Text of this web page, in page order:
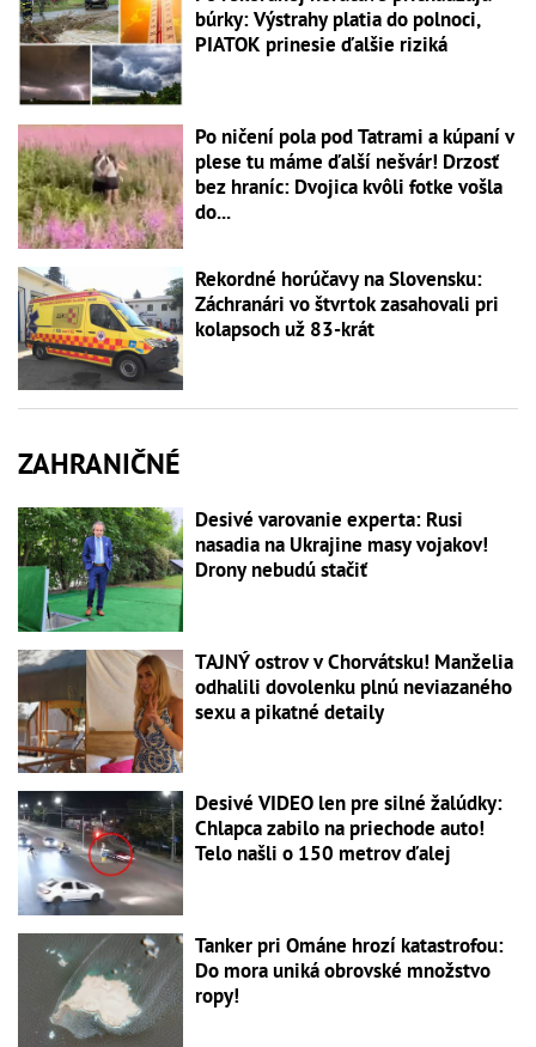
búrky: Výstrahy platia do polnoci,
PIATOK prinesie ďalšie riziká
Po ničení pola pod Tatrami a kúpaní v
plese tu máme ďalší nešvár! Drzosť
bez hraníc: Dvojica kvôli fotke vošla
do...
Rekordné horúčavy na Slovensku:
Záchranári vo štvrtok zasahovali pri
kolapsoch už 83-krát
ZAHRANIČNÉ
Desivé varovanie experta: Rusi
nasadia na Ukrajine masy vojakov!
Drony nebudú stačiť
TAJNÝ ostrov v Chorvátsku! Manželia
odhalili dovolenku plnú neviazaného
sexu a pikatné detaily
Desivé VIDEO len pre silné žalúdky:
Chlapca zabilo na priechode auto!
Telo našli o 150 metrov ďalej
Tanker pri Ománe hrozí katastrofou:
Do mora uniká obrovské množstvo
ropy!